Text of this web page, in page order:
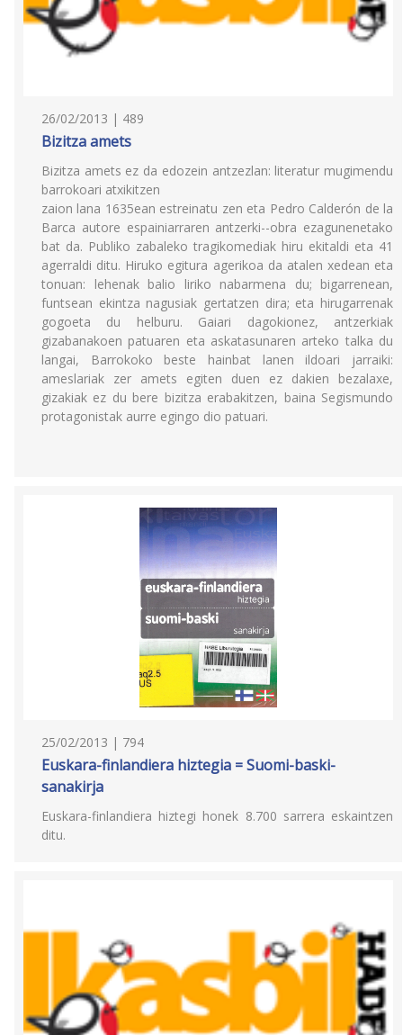
26/02/2013 | 489
Bizitza amets
Bizitza amets ez da edozein antzezlan: literatur mugimendu
barrokoari atxikitzen
zaion lana 1635ean estreinatu zen eta Pedro Calderón de la
Barca autore espainiarraren antzerki--obra ezagunenetako
bat da. Publiko zabaleko tragikomediak hiru ekitaldi eta 41
agerraldi ditu. Hiruko egitura agerikoa da atalen xedean eta
tonuan: lehenak balio liriko nabarmena du; bigarrenean,
funtsean ekintza nagusiak gertatzen dira; eta hirugarrenak
gogoeta du helburu. Gaiari dagokionez, antzerkiak
gizabanakoen patuaren eta askatasunaren arteko talka du
langai, Barrokoko beste hainbat lanen ildoari jarraiki:
ameslariak zer amets egiten duen ez dakien bezalaxe,
gizakiak ez du bere bizitza erabakitzen, baina Segismundo
protagonistak aurre egingo dio patuari.
25/02/2013 | 794
Euskara-finlandiera hiztegia = Suomi-baski-
sanakirja
Euskara-finlandiera hiztegi honek 8.700 sarrera eskaintzen
ditu.